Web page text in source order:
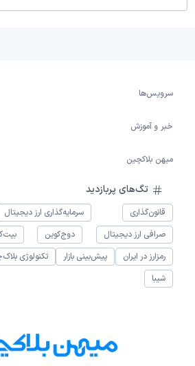
سرویس‌ها
خبر و آموزش
میهن بلاکچین
تگ‌های پربازدید
قانون‌گذاری سرمایه‌گذاری ارز دیجیتال
صرافی ارز دیجیتال
دوج‌کوین
رمزارز در ایران
پیش‌بینی بازار تکنولوژی
شیبا